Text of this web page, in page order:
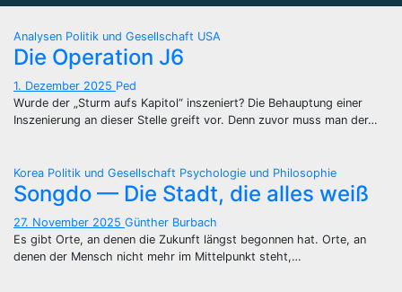
Analysen Politik und Gesellschaft USA
Die Operation J6
1. Dezember 2025 Ped
Wurde der „Sturm aufs Kapitol“ inszeniert? Die Behauptung einer
Inszenierung an dieser Stelle greift vor. Denn zuvor muss man der…
Korea Politik und Gesellschaft Psychologie und Philosophie
Songdo — Die Stadt, die alles weiß
27. November 2025 Günther Burbach
Es gibt Orte, an denen die Zukunft längst begonnen hat. Orte, an
denen der Mensch nicht mehr im Mittelpunkt steht,…